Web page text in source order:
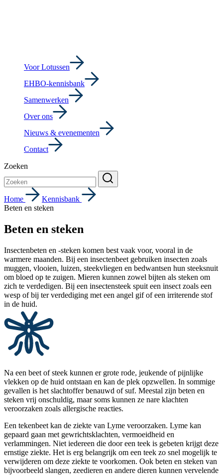
Voor Lotussen
EHBO-kennisbank
Samenwerken
Over ons
Nieuws & evenementen
Contact
Zoeken
Home
Kennisbank
Beten en steken
Beten en steken
Insectenbeten en -steken komen best vaak voor, vooral in de
warmere maanden. Bij een insectenbeet gebruiken insecten zoals
muggen, vlooien, luizen, steekvliegen en bedwantsen hun steeksnuit
om bloed op te zuigen. Mieren kunnen zowel bijten als steken om
zich te verdedigen. Bij een insectensteek spuit een insect zoals een
wesp of bij ter verdediging met een angel gif of een irriterende stof
in de huid.
Na een beet of steek kunnen er grote rode, jeukende of pijnlijke
vlekken op de huid ontstaan en kan de plek opzwellen. In sommige
gevallen is het slachtoffer benauwd of suf. Meestal zijn beten en
steken vrij onschuldig, maar soms kunnen ze nare klachten
veroorzaken zoals allergische reacties.
Een tekenbeet kan de ziekte van Lyme veroorzaken. Lyme kan
gepaard gaan met gewrichtsklachten, vermoeidheid en
verlammingen. Niet iedereen die door een teek is gebeten krijgt deze
ernstige ziekte. Het is erg belangrijk om een teek zo snel mogelijk te
verwijderen om deze ziekte te voorkomen. Ook beten en steken van
bijvoorbeeld slangen, zeedieren en andere dieren kunnen vervelende